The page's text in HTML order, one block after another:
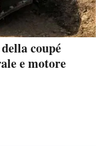
coupé
e motore